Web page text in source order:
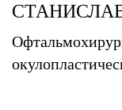
Инверсия
Монохром